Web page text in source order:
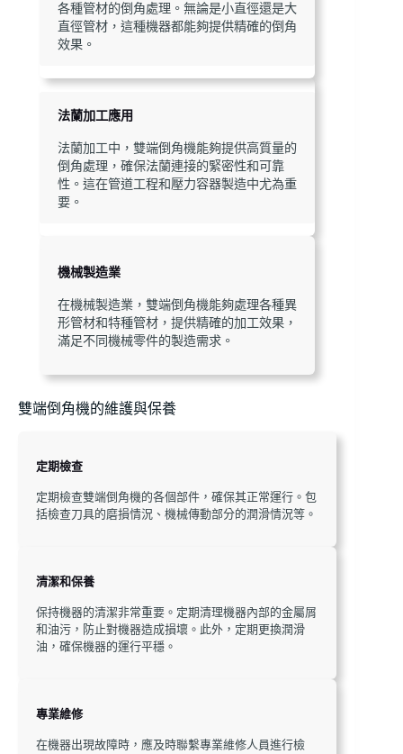
各種管材的倒角處理。無論是小直徑還是大
直徑管材，這種機器都能夠提供精確的倒角
效果。
法蘭加工應用
法蘭加工中，雙端倒角機能夠提供高質量的
倒角處理，確保法蘭連接的緊密性和可靠
性。這在管道工程和壓力容器製造中尤為重
要。
機械製造業
在機械製造業，雙端倒角機能夠處理各種異
形管材和特種管材，提供精確的加工效果，
滿足不同機械零件的製造需求。
雙端倒角機的維護與保養
定期檢查
定期檢查雙端倒角機的各個部件，確保其正常運行。包
括檢查刀具的磨損情況、機械傳動部分的潤滑情況等。
清潔和保養
保持機器的清潔非常重要。定期清理機器內部的金屬屑
和油污，防止對機器造成損壞。此外，定期更換潤滑
油，確保機器的運行平穩。
專業維修
在機器出現故障時，應及時聯繫專業維修人員進行檢